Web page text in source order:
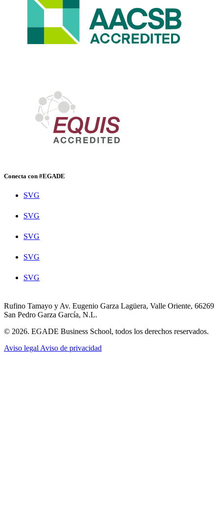
Conecta con #EGADE
SVG
SVG
SVG
SVG
SVG
Rufino Tamayo y Av. Eugenio Garza Lagüera, Valle Oriente, 66269
San Pedro Garza García, N.L.
© 2026. EGADE Business School, todos los derechos reservados.
Aviso legal Aviso de privacidad